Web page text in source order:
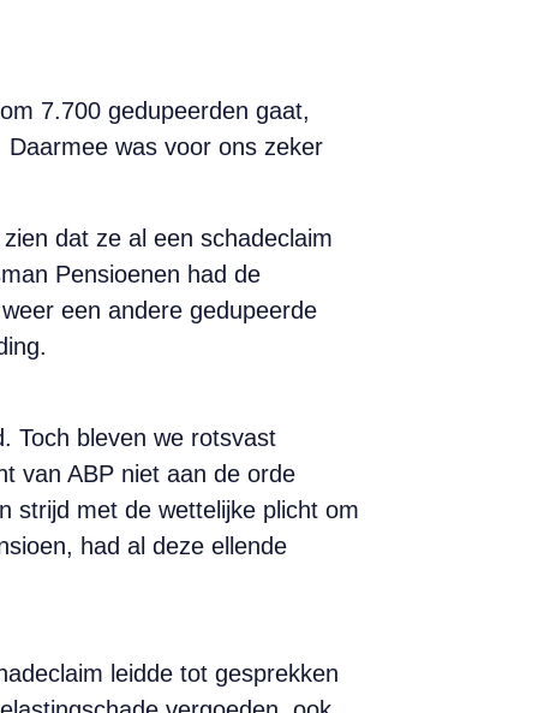
7.700 gedupeerden gaat,
was voor ons zeker
dat ze al een schadeclaim
Pensioenen had de
een andere gedupeerde
Toch bleven we rotsvast
van ABP niet aan de orde
strijd met de wettelijke plicht om
had al deze ellende
leidde tot gesprekken